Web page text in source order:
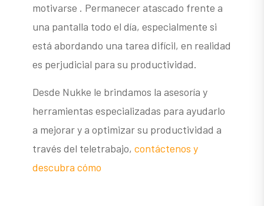
motivarse . Permanecer atascado frente a
una pantalla todo el día, especialmente si
está abordando una tarea difícil, en realidad
es perjudicial para su productividad.
Desde Nukke le brindamos la asesoría y
herramientas especializadas para ayudarlo
a mejorar y a optimizar su productividad a
través del teletrabajo, contáctenos y
descubra cómo